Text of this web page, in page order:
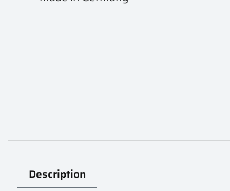
Description